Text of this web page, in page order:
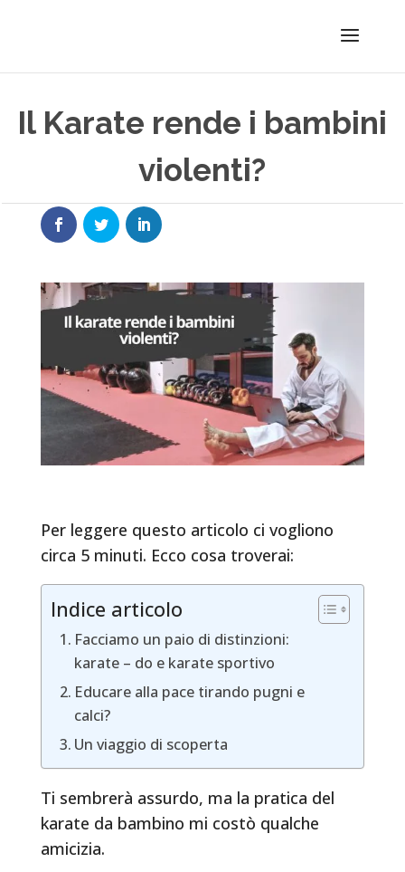
Il Karate rende i bambini
violenti?
Per leggere questo articolo ci vogliono
circa 5 minuti. Ecco cosa troverai:
Indice articolo
Facciamo un paio di distinzioni:
karate – do e karate sportivo
Educare alla pace tirando pugni e
calci?
Un viaggio di scoperta
Ti sembrerà assurdo, ma la pratica del
karate da bambino mi costò qualche
amicizia.